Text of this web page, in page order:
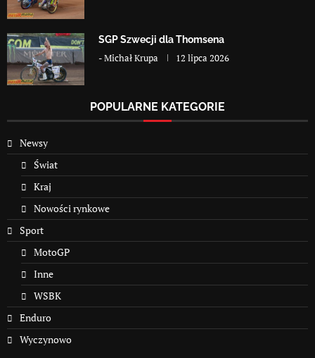
SGP Szwecji dla Thomsena
-Michał Krupa 12 lipca 2026
POPULARNE KATEGORIE
Newsy
Świat
Kraj
Nowości rynkowe
Sport
MotoGP
Inne
WSBK
Enduro
Wyczynowo